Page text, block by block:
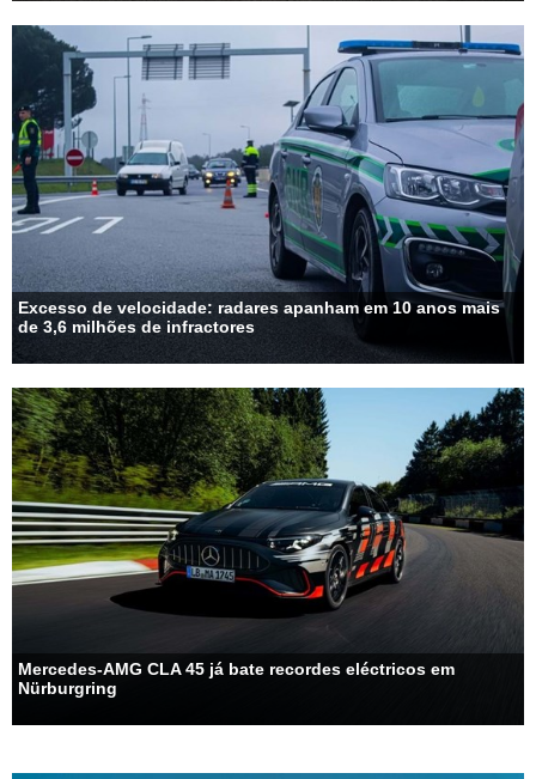
Excesso de velocidade: radares apanham em 10 anos mais
de 3,6 milhões de infractores
Mercedes-AMG CLA 45 já bate recordes eléctricos em
Nürburgring